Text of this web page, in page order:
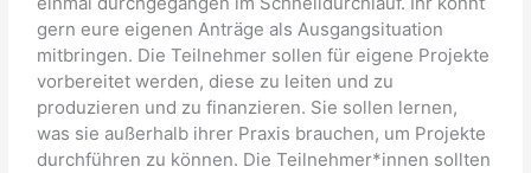
gern eure eigenen Anträge als Ausgangsituation
mitbringen. Die Teilnehmer sollen für eigene Projekte
vorbereitet werden, diese zu leiten und zu
produzieren und zu finanzieren. Sie sollen lernen,
was sie außerhalb ihrer Praxis brauchen, um Projekte
durchführen zu können. Die Teilnehmer*innen sollten